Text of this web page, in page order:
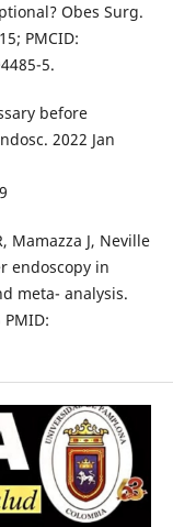
Obes Surg.
PMCID:
5.
before
2022 Jan
Mamazza J, Neville
endoscopy in
meta- analysis.